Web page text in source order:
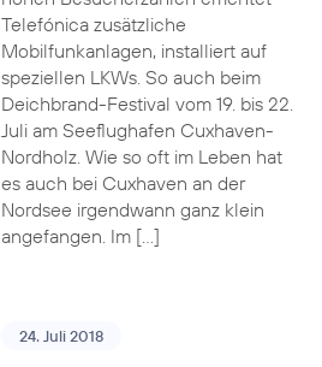
Telefónica zusätzliche
Mobilfunkanlagen, installiert auf
speziellen LKWs. So auch beim
Deichbrand-Festival vom 19. bis 22.
Juli am Seeflughafen Cuxhaven-
Nordholz. Wie so oft im Leben hat
es auch bei Cuxhaven an der
Nordsee irgendwann ganz klein
angefangen. Im […]
24. Juli 2018